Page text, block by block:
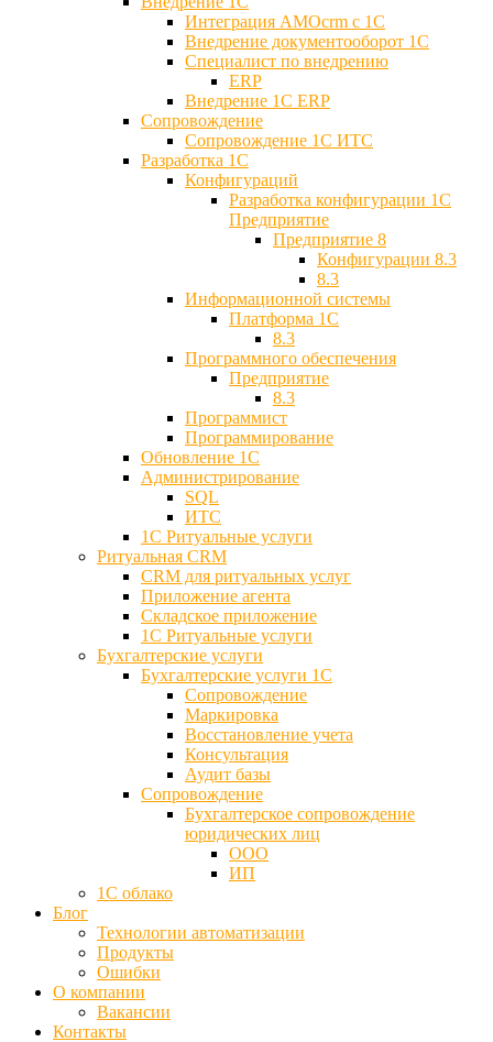
Интеграция AMOcrm с 1C
Внедрение документооборот 1С
Специалист по внедрению
ERP
Внедрение 1С ERP
Cопровождение
Cопровождение 1С ИТС
Разработка 1C
Конфигураций
Разработка конфигурации 1С
Предприятие
Предприятие 8
Конфигурации 8.3
8.3
Информационной системы
Платформа 1С
8.3
Программного обеспечения
Предприятие
8.3
Программист
Программирование
Обновление 1С
Администрирование
SQL
ИТС
1С Ритуальные услуги
Ритуальная CRM
CRM для ритуальных услуг
Приложение агента
Складское приложение
1С Ритуальные услуги
Бухгалтерские услуги
Бухгалтерские услуги 1С
Сопровождение
Маркировка
Восстановление учета
Консультация
Аудит базы
Cопровождение
Бухгалтерское сопровождение
юридических лиц
ООО
ИП
1С облако
Блог
Технологии автоматизации
Продукты
Ошибки
О компании
Вакансии
Контакты